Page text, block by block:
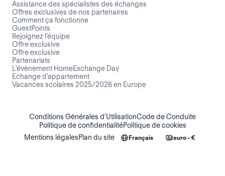
Assistance des spécialistes des échanges
Offres exclusives de nos partenaires
Comment ça fonctionne
GuestPoints
Rejoignez l'équipe
Offre exclusive
Offre exclusive
Partenariats
L'évènement HomeExchange Day
Echange d'appartement
Vacances scolaires 2025/2026 en Europe
Conditions Générales d'UtilisationCode de Conduite
Politique de confidentialitéPolitique de cookies
Mentions légalesPlan du site Français euro - €